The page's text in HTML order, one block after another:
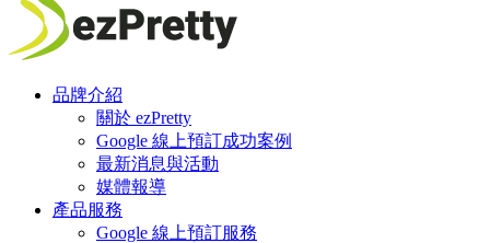
品牌介紹
關於 ezPretty
Google 線上預訂成功案例
最新消息與活動
媒體報導
產品服務
Google 線上預訂服務